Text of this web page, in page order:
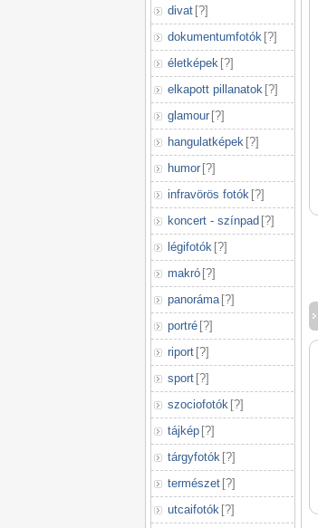
divat [?]
dokumentumfotók [?]
életképek [?]
elkapott pillanatok [?]
glamour [?]
hangulatképek [?]
humor [?]
infravörös fotók [?]
koncert - színpad [?]
légifotók [?]
makró [?]
panoráma [?]
portré [?]
riport [?]
sport [?]
szociofotók [?]
tájkép [?]
tárgyfotók [?]
természet [?]
utcaifotók [?]